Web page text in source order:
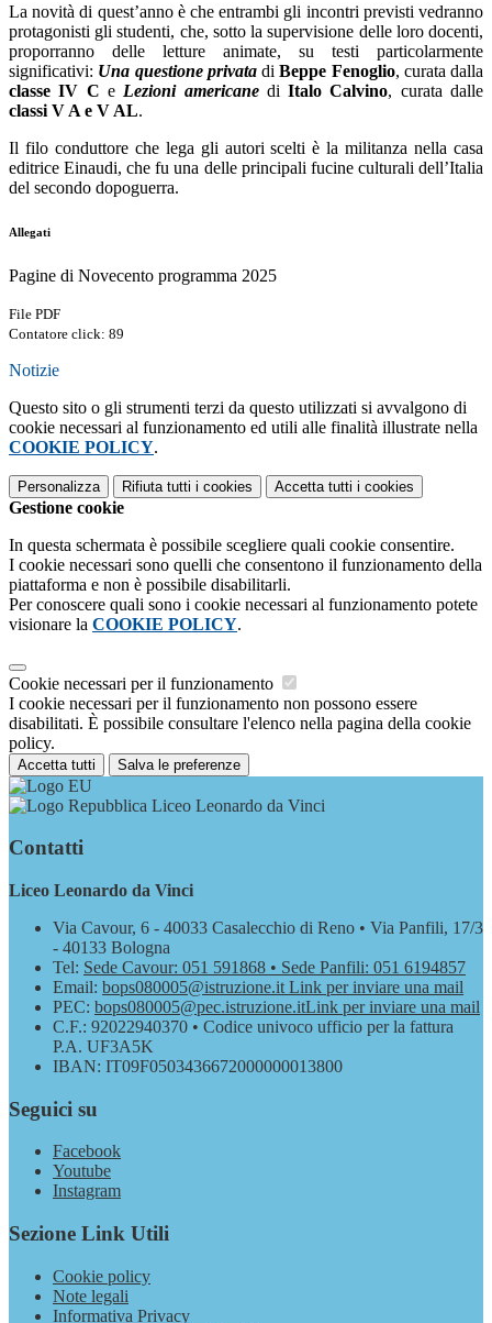
La novità di quest’anno è che entrambi gli incontri previsti vedranno
protagonisti gli studenti, che, sotto la supervisione delle loro docenti,
proporranno delle letture animate, su testi particolarmente
significativi: Una questione privata di Beppe Fenoglio, curata dalla
classe IV C e Lezioni americane di Italo Calvino, curata dalle
classi V A e V AL.
Il filo conduttore che lega gli autori scelti è la militanza nella casa
editrice Einaudi, che fu una delle principali fucine culturali dell’Italia
del secondo dopoguerra.
Allegati
Pagine di Novecento programma 2025
File PDF
Contatore click: 89
Notizie
Questo sito o gli strumenti terzi da questo utilizzati si avvalgono di
cookie necessari al funzionamento ed utili alle finalità illustrate nella
COOKIE POLICY.
Personalizza Rifiuta tutti i cookies Accetta tutti i cookies
Gestione cookie
In questa schermata è possibile scegliere quali cookie consentire.
I cookie necessari sono quelli che consentono il funzionamento della
piattaforma e non è possibile disabilitarli.
Per conoscere quali sono i cookie necessari al funzionamento potete
visionare la COOKIE POLICY.
Cookie necessari per il funzionamento
I cookie necessari per il funzionamento non possono essere
disabilitati. È possibile consultare l'elenco nella pagina della cookie
policy.
Accetta tutti Salva le preferenze
Liceo Leonardo da Vinci
Contatti
Liceo Leonardo da Vinci
Via Cavour, 6 - 40033 Casalecchio di Reno • Via Panfili, 17/3
- 40133 Bologna
Tel: Sede Cavour: 051 591868 • Sede Panfili: 051 6194857
Email: bops080005@istruzione.it Link per inviare una mail
PEC: bops080005@pec.istruzione.itLink per inviare una mail
C.F.: 92022940370 • Codice univoco ufficio per la fattura
P.A. UF3A5K
IBAN: IT09F0503436672000000013800
Seguici su
Facebook
Youtube
Instagram
Sezione Link Utili
Cookie policy
Note legali
Informativa Privacy